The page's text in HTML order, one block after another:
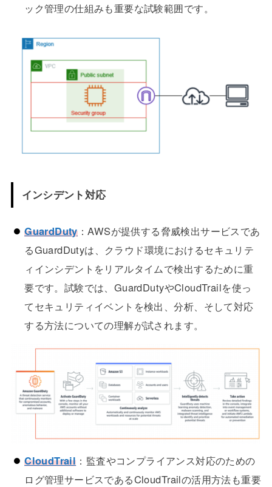
ック管理の仕組みも重要な試験範囲です。
インシデント対応
GuardDuty：AWSが提供する脅威検出サービスであ
るGuardDutyは、クラウド環境におけるセキュリテ
ィインシデントをリアルタイムで検出するために重
要です。試験では、GuardDutyやCloudTrailを使っ
てセキュリティイベントを検出、分析、そして対応
する方法についての理解が試されます。
CloudTrail ：監査やコンプライアンス対応のための
ログ管理サービスであるCloudTrailの活用方法も重要